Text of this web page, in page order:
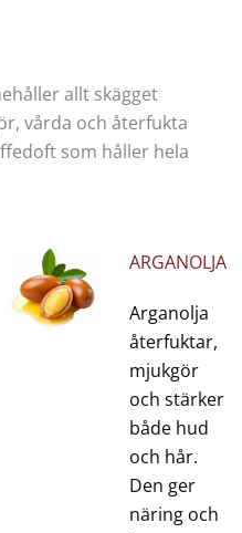
allt skägget
vårda och återfukta
som håller hela
ARGANOLJA
Arganolja
återfuktar,
mjukgör
och stärker
både hud
och hår.
Den ger
näring och